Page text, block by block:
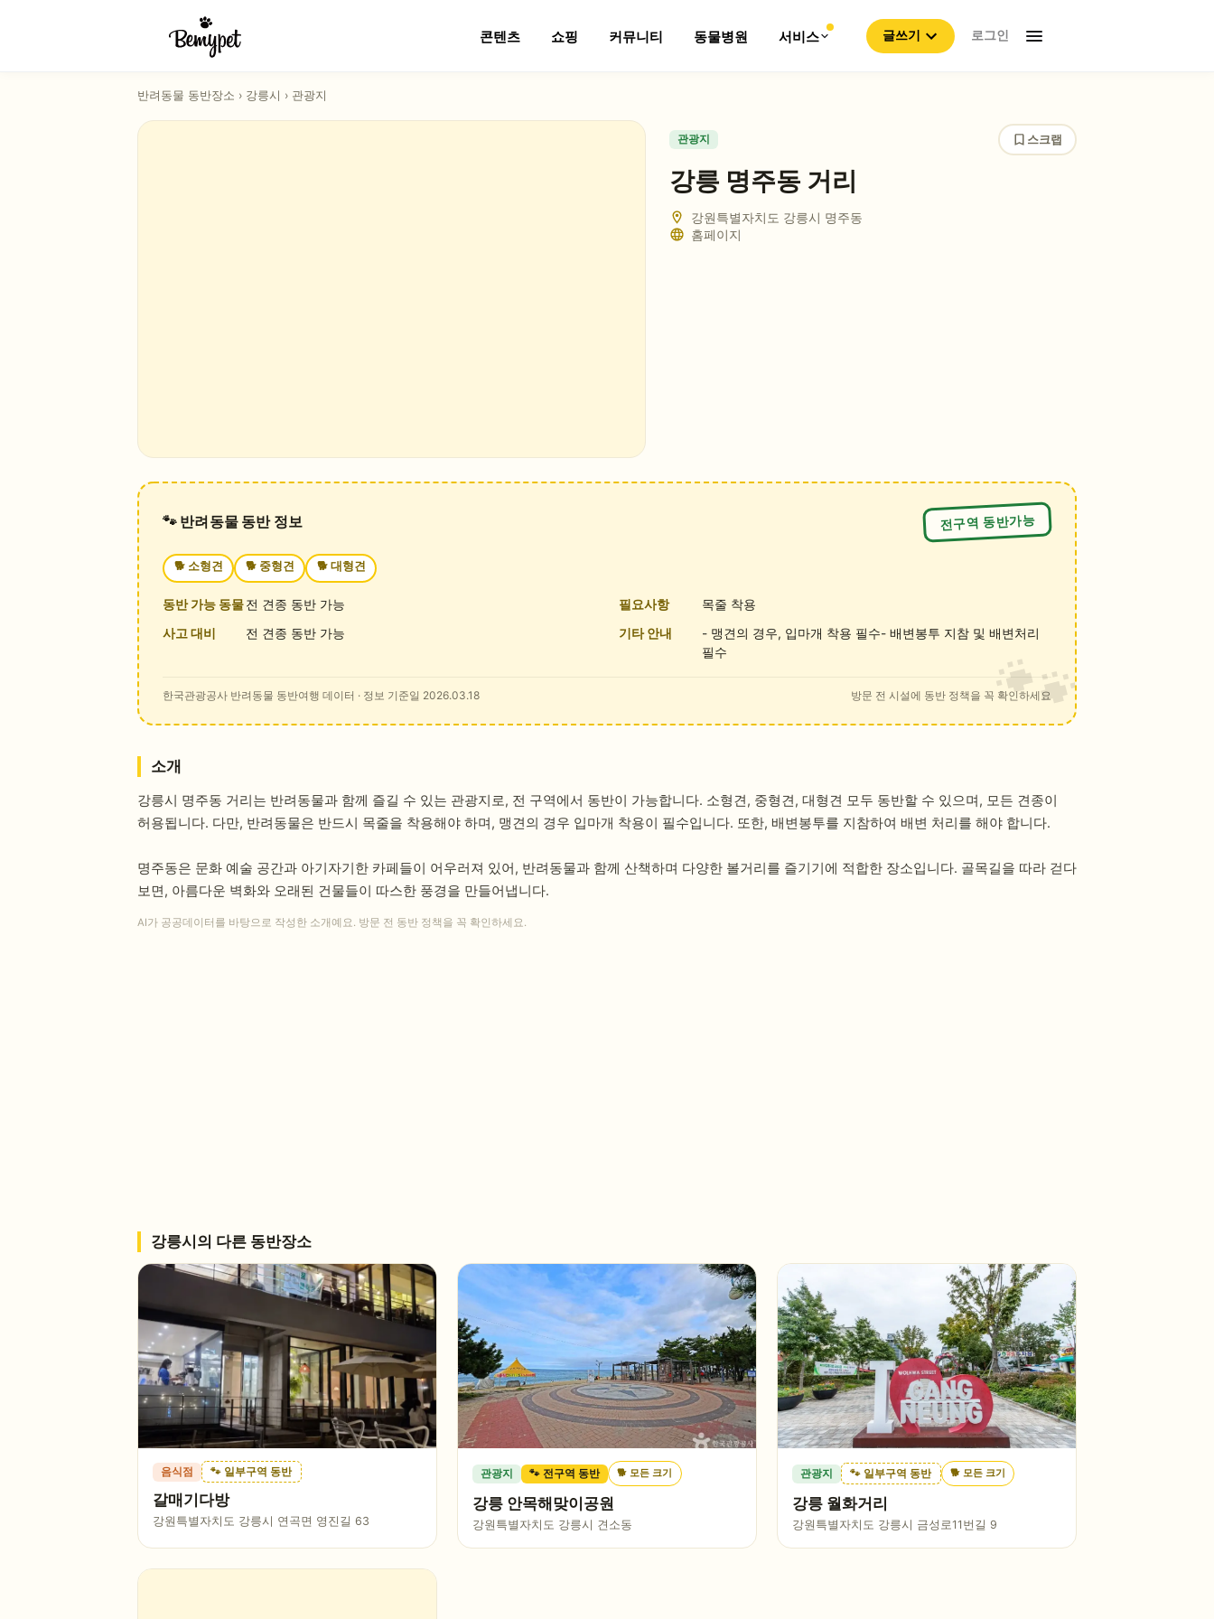
콘텐츠 쇼핑 커뮤니티 동물병원 서비스 글쓰기 로그인
반려동물 동반장소 › 강릉시 › 관광지
관광지 스크랩
강릉 명주동 거리
강원특별자치도 강릉시 명주동
홈페이지
🐾 반려동물 동반 정보 전구역 동반가능
🐕 소형견 🐕 중형견 🐕 대형견
동반 가능 동물전 견종 동반 가능 필요사항
목줄 착용
사고 대비
전 견종 동반 가능 기타 안내
- 맹견의 경우, 입마개 착용 필수- 배변봉투 지참 및 배변처리
필수
한국관광공사 반려동물 동반여행 데이터 · 정보 기준일 2026.03.18 방문 전 시설에 동반 정책을 꼭 확인하세요
소개
강릉시 명주동 거리는 반려동물과 함께 즐길 수 있는 관광지로, 전 구역에서 동반이 가능합니다. 소형견, 중형견, 대형견 모두 동반할 수 있으며, 모든 견종이
허용됩니다. 다만, 반려동물은 반드시 목줄을 착용해야 하며, 맹견의 경우 입마개 착용이 필수입니다. 또한, 배변봉투를 지참하여 배변 처리를 해야 합니다.
명주동은 문화 예술 공간과 아기자기한 카페들이 어우러져 있어, 반려동물과 함께 산책하며 다양한 볼거리를 즐기기에 적합한 장소입니다. 골목길을 따라 걷다
보면, 아름다운 벽화와 오래된 건물들이 따스한 풍경을 만들어냅니다.
AI가 공공데이터를 바탕으로 작성한 소개예요. 방문 전 동반 정책을 꼭 확인하세요.
강릉시의 다른 동반장소
음식점 🐾 일부구역 동반
갈매기다방
강원특별자치도 강릉시 연곡면 영진길 63
관광지 🐾 전구역 동반 🐕 모든 크기
강릉 안목해맞이공원
강원특별자치도 강릉시 견소동
관광지 🐾 일부구역 동반 🐕 모든 크기
강릉 월화거리
강원특별자치도 강릉시 금성로11번길 9